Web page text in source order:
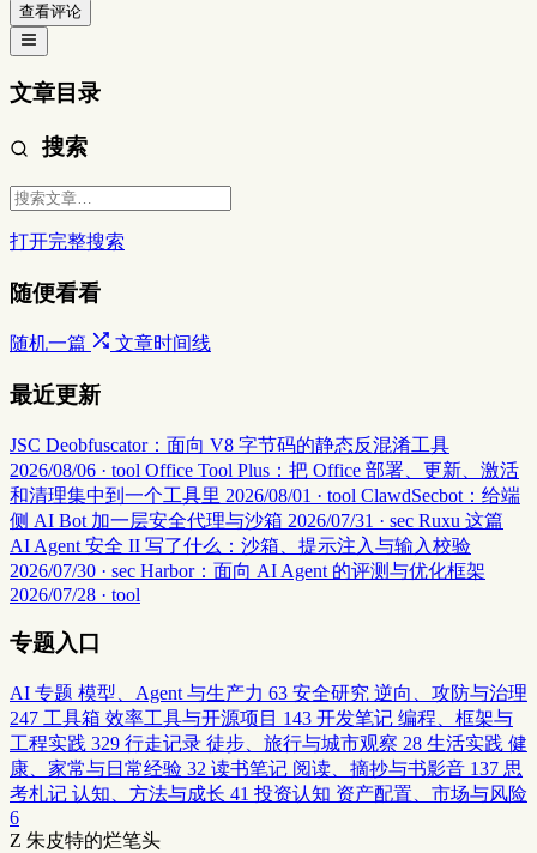
查看评论
文章目录
搜索
打开完整搜索
随便看看
随机一篇 文章时间线
最近更新
JSC Deobfuscator：面向 V8 字节码的静态反混淆工具
2026/08/06 · tool Office Tool Plus：把 Office 部署、更新、激活
和清理集中到一个工具里 2026/08/01 · tool ClawdSecbot：给端
侧 AI Bot 加一层安全代理与沙箱 2026/07/31 · sec Ruxu 这篇
AI Agent 安全 II 写了什么：沙箱、提示注入与输入校验
2026/07/30 · sec Harbor：面向 AI Agent 的评测与优化框架
2026/07/28 · tool
专题入口
AI 专题 模型、Agent 与生产力 63 安全研究 逆向、攻防与治理
247 工具箱 效率工具与开源项目 143 开发笔记 编程、框架与
工程实践 329 行走记录 徒步、旅行与城市观察 28 生活实践 健
康、家常与日常经验 32 读书笔记 阅读、摘抄与书影音 137 思
考札记 认知、方法与成长 41 投资认知 资产配置、市场与风险
6
Z 朱皮特的烂笔头